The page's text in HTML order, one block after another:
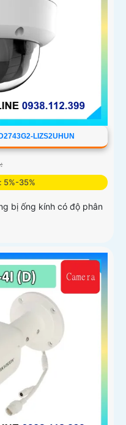
LIZS2UHUN
5%-35%
bị ống kính có độ phân